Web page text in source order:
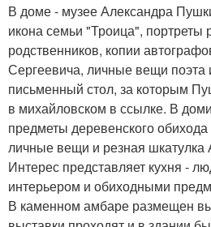
В доме - музее Александра
икона семьи "Троица", портреты
родственников, копии
Сергеевича, личные вещи поэта
письменный стол, за которым
в михайловском в ссылке. В
предметы деревенского обихода
личные вещи и резная
Интерес представляет кухня -
интерьером и обиходными
В каменном амбаре размещен